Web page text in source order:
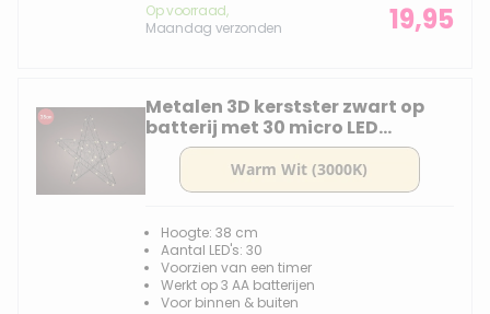
Op voorraad,
Maandag verzonden
19,95
Metalen 3D kerstster zwart op
batterij met 30 micro LED
lampjes - 38CM
Hoogte: 38 cm
Aantal LED's: 30
Voorzien van een timer
Werkt op 3 AA batterijen
Voor binnen & buiten